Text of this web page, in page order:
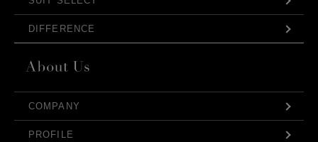
DIFFERENCE
COMPANY
PROFILE